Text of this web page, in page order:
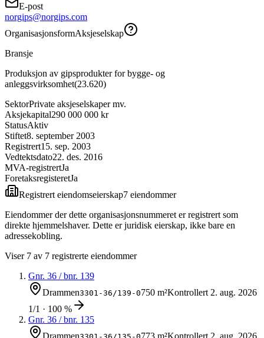
E-post
norgips@norgips.com
OrganisasjonsformAksjeselskap
Bransje
Produksjon av gipsprodukter for bygge- og
anleggsvirksomhet(23.620)
SektorPrivate aksjeselskaper mv.
Aksjekapital290 000 000 kr
StatusAktiv
Stiftet8. september 2003
Registrert15. sep. 2003
Vedtektsdato22. des. 2016
MVA-registrertJa
ForetaksregisteretJa
Registrert eiendomseierskap7 eiendommer
Eiendommer der dette organisasjonsnummeret er registrert som
direkte hjemmelshaver. Dette er juridisk eierskap, ikke bare en
adressekobling.
Viser 7 av 7 registrerte eiendommer
Gnr. 36 / bnr. 139
Drammen3301-36/139-0750 m²Kontrollert 2. aug. 2026
1/1 · 100 %
Gnr. 36 / bnr. 135
Drammen
773 m²Kontrollert 2. aug. 2026